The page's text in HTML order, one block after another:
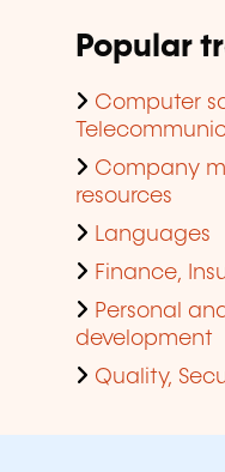
Popular
Computer
Company
resources
Languages
Finance,
Personal
development
Quality,